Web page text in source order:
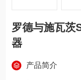
罗德与施瓦茨
器
产品简介